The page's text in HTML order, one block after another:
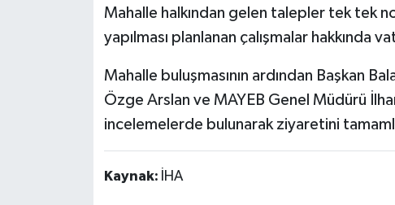
Mahalle halkından gelen talepler tek tek
yapılması planlanan çalışmalar hakkında
Mahalle buluşmasının ardından Başkan
Özge Arslan ve MAYEB Genel Müdürü
incelemelerde bulunarak ziyaretini
Kaynak: İHA